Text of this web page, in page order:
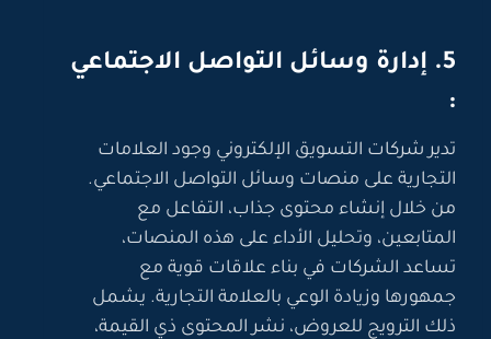
5. إدارة وسائل التواصل الاجتماعي
:
تدير شركات التسويق الإلكتروني وجود العلامات
التجارية على منصات وسائل التواصل الاجتماعي.
من خلال إنشاء محتوى جذاب، التفاعل مع
المتابعين، وتحليل الأداء على هذه المنصات،
تساعد الشركات في بناء علاقات قوية مع
جمهورها وزيادة الوعي بالعلامة التجارية. يشمل
ذلك الترويج للعروض، نشر المحتوى ذي القيمة،